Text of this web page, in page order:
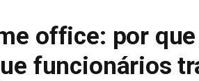
office: por
funcionários